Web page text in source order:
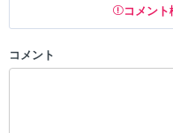
コメント
以下の書き込みを禁止とし、
コメント